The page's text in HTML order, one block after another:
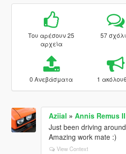
Του αρέσουν 25
αρχεία
57
0 Ανεβάσματα 1
Aziial » Annis Remus
Just been driving
Amazing work mate :)
View Context